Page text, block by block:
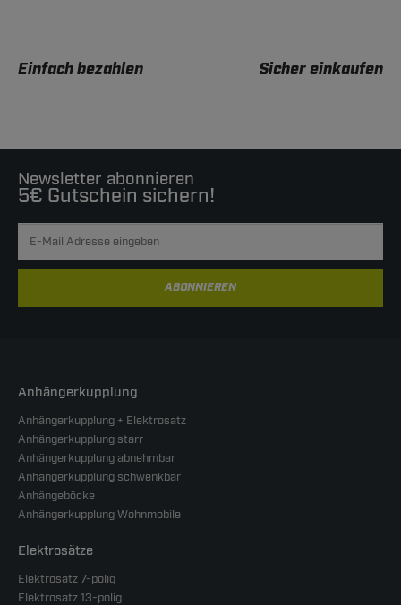
Einfach bezahlen Sicher einkaufen
Newsletter abonnieren
5€ Gutschein sichern!
ABONNIEREN
Anhängerkupplung
Anhängerkupplung + Elektrosatz
Anhängerkupplung starr
Anhängerkupplung abnehmbar
Anhängerkupplung schwenkbar
Anhängeböcke
Anhängerkupplung Wohnmobile
Elektrosätze
Elektrosatz 7-polig
Elektrosatz 13-polig